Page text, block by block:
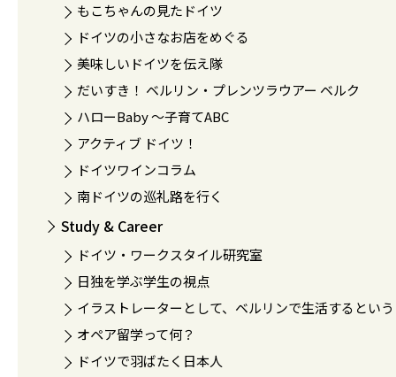
もこちゃんの見たドイツ
ドイツの小さなお店をめぐる
美味しいドイツを伝え隊
だいすき！ ベルリン・プレンツラウアー ベルク
ハローBaby 〜子育てABC
アクティブ ドイツ！
ドイツワインコラム
南ドイツの巡礼路を行く
Study & Career
ドイツ・ワークスタイル研究室
日独を学ぶ学生の視点
イラストレーターとして、ベルリンで生活するとい
オペア留学って何？
ドイツで羽ばたく日本人